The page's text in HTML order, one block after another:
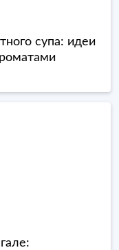
супа: идеи